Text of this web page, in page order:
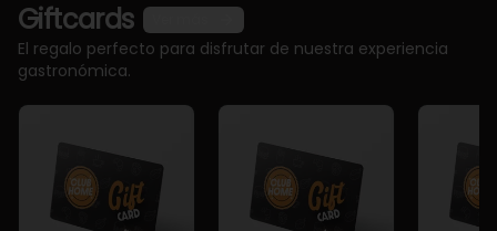
Giftcards
El regalo perfecto para disfrutar de nuestra experiencia
gastronómica.